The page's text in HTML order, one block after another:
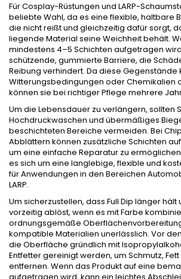
Für Cosplay-Rüstungen und LARP-
beliebte Wahl, da es eine flexible, haltbare
die nicht reißt und gleichzeitig dafür sorgt,
liegende Material seine Weichheit behält.
mindestens 4–5 Schichten aufgetragen
schützende, gummierte Barriere, die
Reibung verhindert. Da diese Gegenstände
Witterungsbedingungen oder Chemikalien
können sie bei richtiger Pflege mehrere
Um die Lebensdauer zu verlängern, sollten
Hochdruckwaschen und übermäßiges
beschichteten Bereiche vermeiden. Bei
Abblättern können zusätzliche Schichten
um eine einfache Reparatur zu
es sich um eine langlebige, flexible und
für Anwendungen in den Bereichen
LARP.
Um sicherzustellen, dass Full Dip länger hält
vorzeitig ablöst, wenn es mit Farbe
ordnungsgemäße
kompatible Materialien unerlässlich. Vor
die Oberfläche gründlich mit
Entfetter gereinigt werden, um Schmutz,
entfernen. Wenn das Produkt auf eine